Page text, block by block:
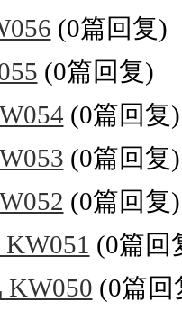
(0篇回复)
(0篇回复)
(0篇回复)
(0篇回复)
(0篇回复)
(0篇回
KW050 (0篇回